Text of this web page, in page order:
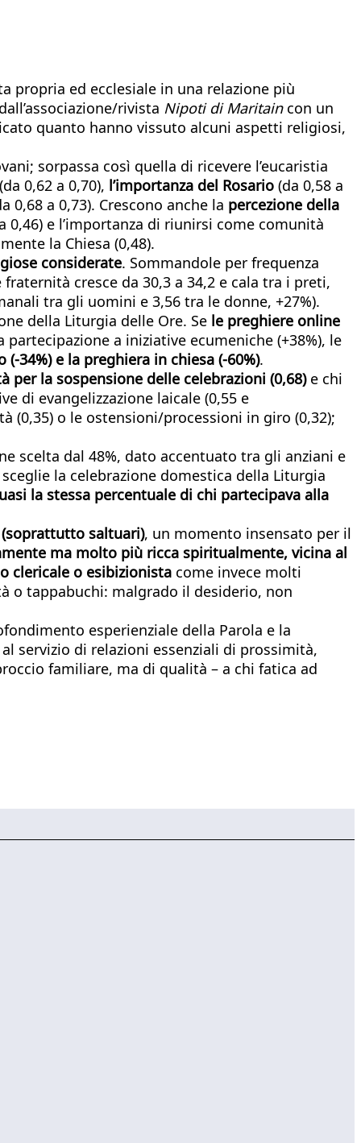
propria ed ecclesiale in una relazione più
rivista Nipoti di Maritaincon un
quanto hanno vissuto alcuni aspetti religiosi,
sorpassa così quella di ricevere l’eucaristia
0,62 a 0,70), l’importanza del Rosario (da 0,58 a
a 0,73). Crescono anche la percezione della
0,46) e l’importanza di riunirsi come comunità
la Chiesa (0,48).
considerate. Sommandole per frequenza
cresce da 30,3 a 34,2 e cala tra i preti,
tra gli uomini e 3,56 tra le donne, +27%).
della Liturgia delle Ore. Se le preghiere online
partecipazione a iniziative ecumeniche (+38%), le
34%) e la preghiera in chiesa (-60%).
la sospensione delle celebrazioni (0,68)e chi
di evangelizzazione laicale (0,55 e
(0,35) o le ostensioni/processioni in giro (0,32);
scelta dal 48%, dato accentuato tra gli anziani e
sceglie la celebrazione domestica della Liturgia
la stessa percentuale di chi partecipava alla
saltuari), un momento insensato per il
ma molto più ricca spiritualmente, vicina al
clericale o esibizionista come invece molti
o tappabuchi: malgrado il desiderio, non
esperienziale della Parola e la
servizio di relazioni essenziali di prossimità,
familiare, ma di qualità – a chi fatica ad